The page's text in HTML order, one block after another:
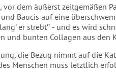
dem äußerst zeitgemäßen
Baucis auf eine
er strebt″ - und es wird
und bunten Collagen aus den
die Bezug nimmt auf die
Menschen muss letztlich